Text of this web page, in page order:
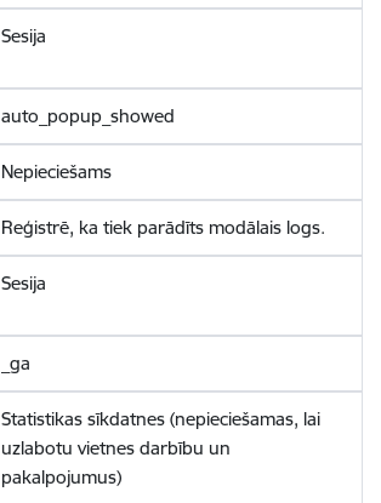
Sesija
auto_popup_showed
Nepieciešams
Reģistrē, ka tiek parādīts modālais logs.
Sesija
_ga
Statistikas sīkdatnes (nepieciešamas, lai
uzlabotu vietnes darbību un
pakalpojumus)